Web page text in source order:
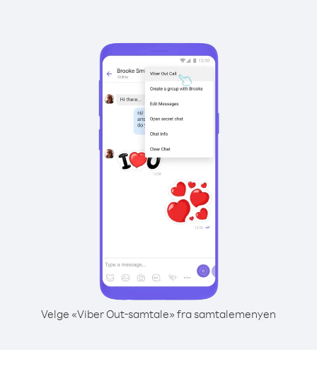
Velge «Viber Out-samtale» fra samtalemenyen